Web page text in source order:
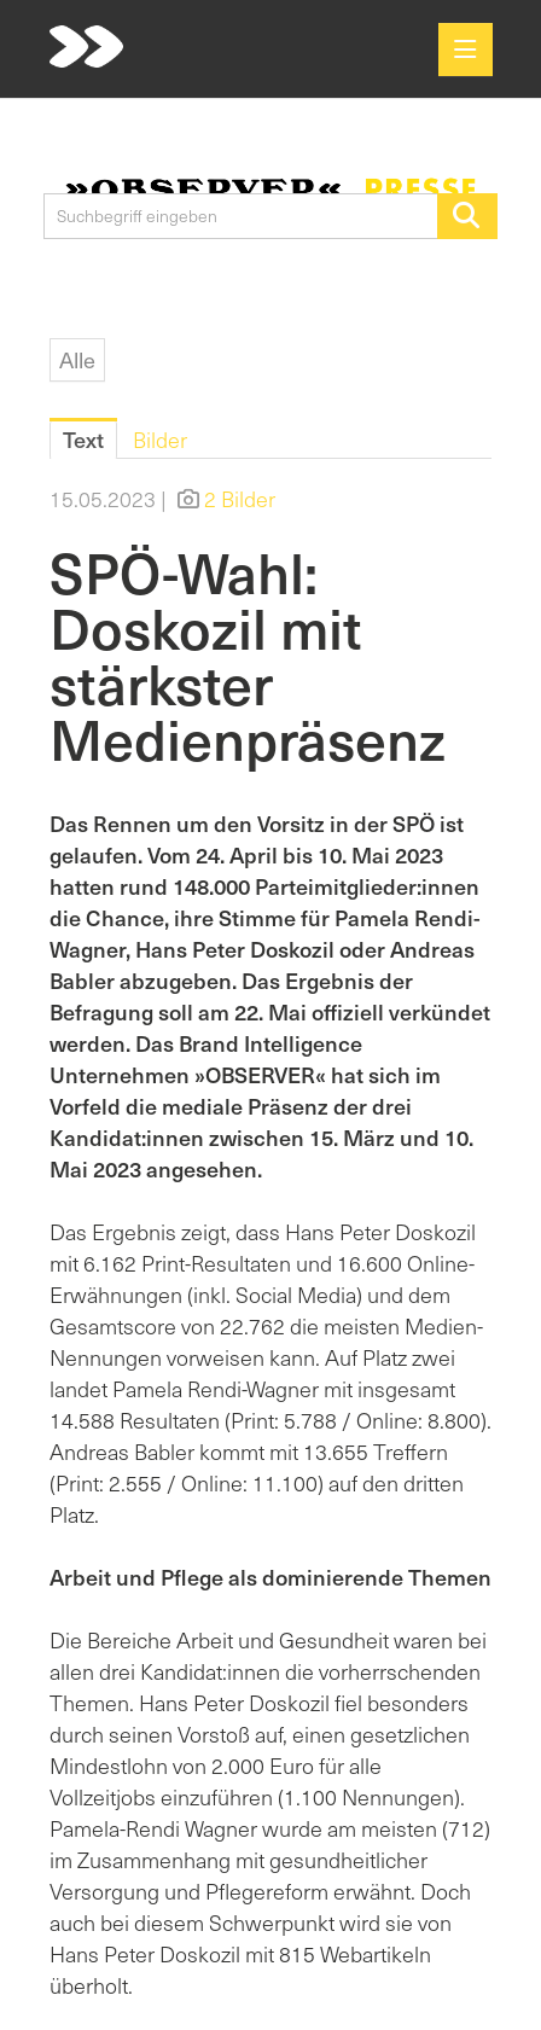
Media
Alle
Text
Bilder
15.05.2023 |
2 Bilder
SPÖ-Wahl:
Doskozil mit
stärkster
Medienpräsenz
Das Rennen um den Vorsitz in der SPÖ ist
gelaufen. Vom 24. April bis 10. Mai 2023
hatten rund 148.000 Parteimitglieder:innen
die Chance, ihre Stimme für Pamela Rendi-
Wagner, Hans Peter Doskozil oder Andreas
Babler abzugeben. Das Ergebnis der
Befragung soll am 22. Mai offiziell verkündet
werden. Das Brand Intelligence
Unternehmen »OBSERVER« hat sich im
Vorfeld die mediale Präsenz der drei
Kandidat:innen zwischen 15. März und 10.
Mai 2023 angesehen.
Das Ergebnis zeigt, dass Hans Peter Doskozil
mit 6.162 Print-Resultaten und 16.600 Online-
Erwähnungen (inkl. Social Media) und dem
Gesamtscore von 22.762 die meisten Medien-
Nennungen vorweisen kann. Auf Platz zwei
landet Pamela Rendi-Wagner mit insgesamt
14.588 Resultaten (Print: 5.788 / Online: 8.800).
Andreas Babler kommt mit 13.655 Treffern
(Print: 2.555 / Online: 11.100) auf den dritten
Platz.
Arbeit und Pflege als dominierende Themen
Die Bereiche Arbeit und Gesundheit waren bei
allen drei Kandidat:innen die vorherrschenden
Themen. Hans Peter Doskozil fiel besonders
durch seinen Vorstoß auf, einen gesetzlichen
Mindestlohn von 2.000 Euro für alle
Vollzeitjobs einzuführen (1.100 Nennungen).
Pamela-Rendi Wagner wurde am meisten (712)
im Zusammenhang mit gesundheitlicher
Versorgung und Pflegereform erwähnt. Doch
auch bei diesem Schwerpunkt wird sie von
Hans Peter Doskozil mit 815 Webartikeln
überholt.